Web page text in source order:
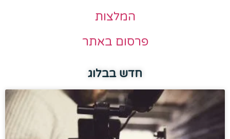
המלצות
פרסום באתר
חדש בבלוג